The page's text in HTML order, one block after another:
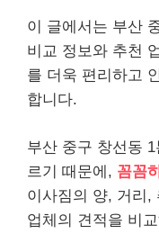
이 글에서는 부산
비교 정보와 추천
를 더욱 편리하고
합니다.
부산 중구 창선동
르기 때문에, 꼼꼼
이사짐의 양, 거리,
업체의 견적을 비